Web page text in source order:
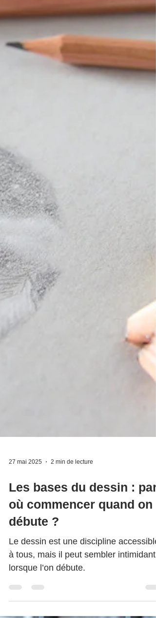
27 mai 2025 2 min de lecture
où commencer quand on
débute ?
Le dessin est une discipline accessible
à tous, mais il peut sembler intimidant
lorsque l’on débute.